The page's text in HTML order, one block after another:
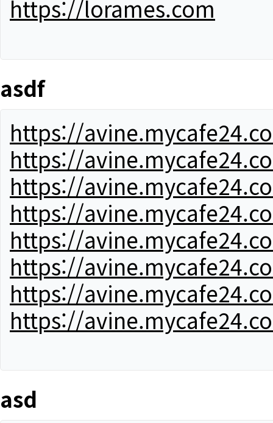
https://lorames.com
asdf
https://
https://
https://
https://
https://
https://
https://
https://
asd